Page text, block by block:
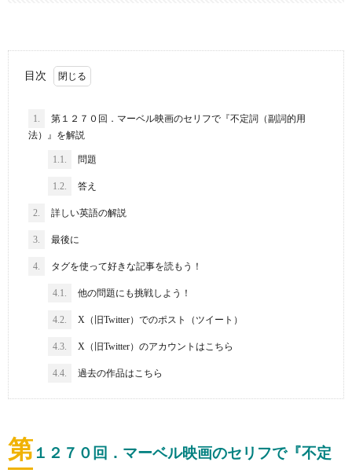
目次
1.
第１２７０回．マーベル映画のセリフで『不定詞（副詞的用
法）』を解説
1.1. 問題
1.2. 答え
2. 詳しい英語の解説
3. 最後に
4. タグを使って好きな記事を読もう！
4.1. 他の問題にも挑戦しよう！
4.2. X（旧Twitter）でのポスト（ツイート）
4.3. X（旧Twitter）のアカウントはこちら
4.4. 過去の作品はこちら
第 １２７０ 回．マーベル映画のセリフで『不定